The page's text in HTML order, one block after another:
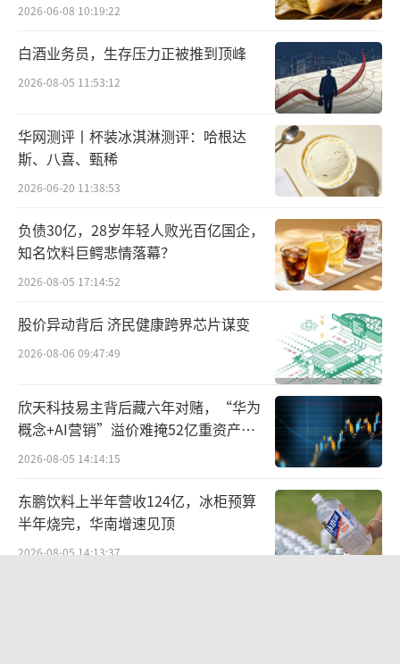
2026-06-08 10:19:22
白酒业务员，生存压力正被推到顶峰
2026-08-05 11:53:12
华网测评丨杯装冰淇淋测评：哈根达
斯、八喜、甄稀
2026-06-20 11:38:53
负债30亿，28岁年轻人败光百亿国企，
知名饮料巨鳄悲情落幕？
2026-08-05 17:14:52
股价异动背后 济民健康跨界芯片谋变
2026-08-06 09:47:49
欣天科技易主背后藏六年对赌，“华为
概念+AI营销”溢价难掩52亿重资产考
验
2026-08-05 14:14:15
东鹏饮料上半年营收124亿，冰柜预算
半年烧完，华南增速见顶
2026-08-05 14:13:37